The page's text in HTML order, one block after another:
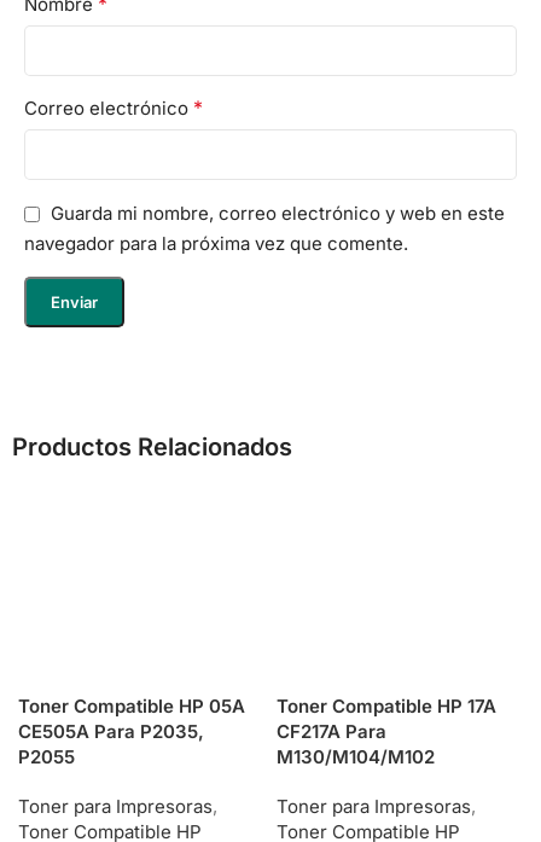
Correo electrónico *
Guarda mi nombre, correo electrónico y web en este
navegador para la próxima vez que comente.
Productos Relacionados
Toner Compatible HP 05A
CE505A Para P2035,
P2055
Toner para Impresoras,
Toner Compatible HP
Toner Compatible HP 17A
CF217A Para
M130/M104/M102
Toner para Impresoras,
Toner Compatible HP